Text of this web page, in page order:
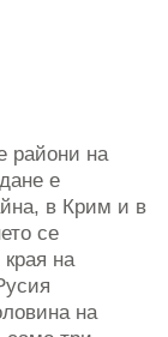
райони на
е
в Крим и в
се
на
на